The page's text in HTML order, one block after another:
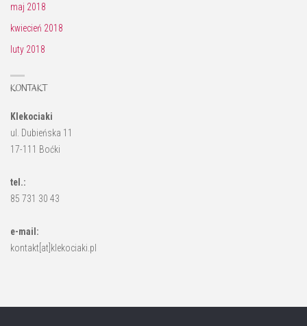
maj 2018
kwiecień 2018
luty 2018
KONTAKT
Klekociaki
ul. Dubieńska 11
17-111 Boćki
tel.:
85 731 30 43
e-mail:
kontakt[at]klekociaki.pl